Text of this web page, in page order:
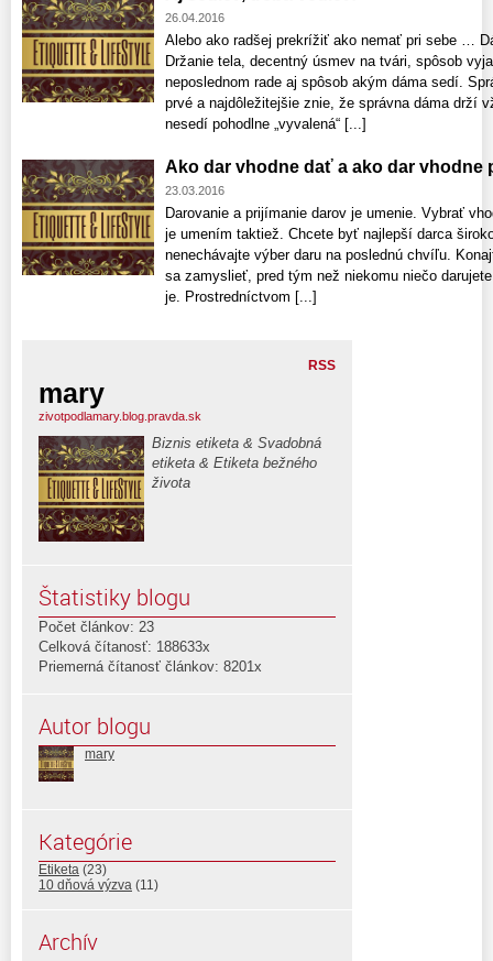
26.04.2016
Alebo ako radšej prekrížiť ako nemať pri sebe …
Držanie tela, decentný úsmev na tvári, spôsob
neposlednom rade aj spôsob akým dáma sedí.
prvé a najdôležitejšie znie, že správna dáma drží
nesedí pohodlne „vyvalená“ [...]
Ako dar vhodne dať a ako dar vhodne
23.03.2016
Darovanie a prijímanie darov je umenie. Vybrať
je umením taktiež. Chcete byť najlepší darca
nenechávajte výber daru na poslednú chvíľu.
sa zamyslieť, pred tým než niekomu niečo
je. Prostredníctvom [...]
RSS
mary
zivotpodlamary.blog.pravda.sk
Biznis etiketa & Svadobná
etiketa & Etiketa bežného
života
Štatistiky blogu
Počet článkov: 23
Celková čítanosť: 188633x
Priemerná čítanosť článkov: 8201x
Autor blogu
mary
Kategórie
Etiketa (23)
10 dňová výzva (11)
Archív